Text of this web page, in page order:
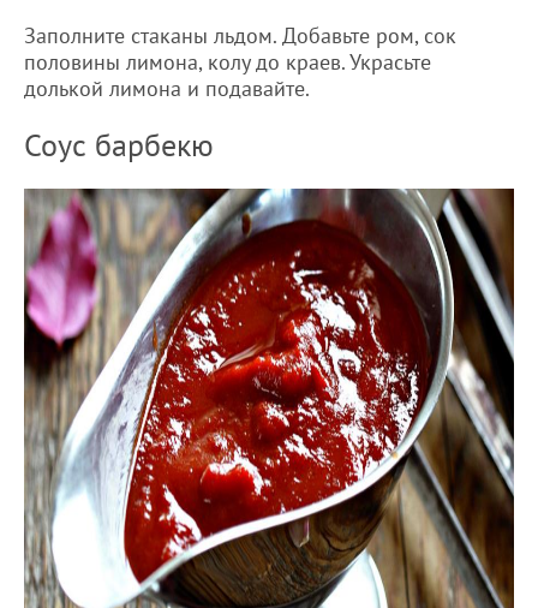
Заполните стаканы льдом. Добавьте ром, сок
половины лимона, колу до краев. Украсьте
долькой лимона и подавайте.
Соус барбекю